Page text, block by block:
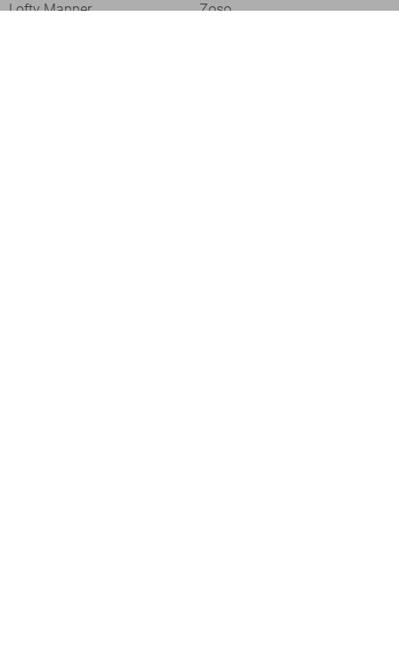
Lofty Manner
Zoso